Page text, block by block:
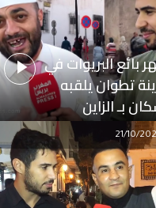
بائع البريوات في
تطوان يلقبه
بـ الزاين
21/10/